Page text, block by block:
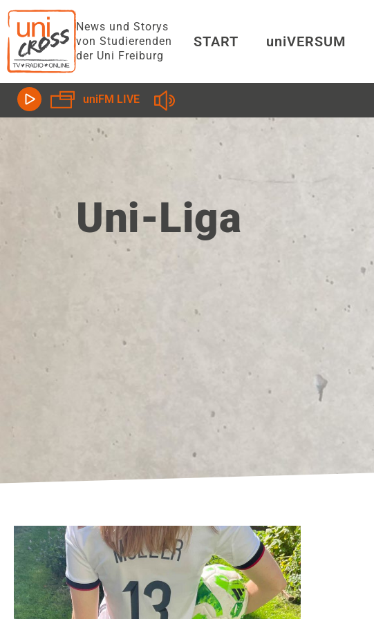
News und Storys
von Studierenden
der Uni Freiburg
START uniVERSUM
uniFM LIVE
Uni-Liga